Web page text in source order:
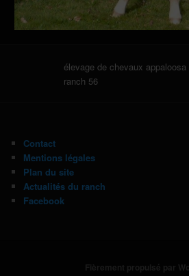
élevage de chevaux appaloosa
ranch 56
Contact
Mentions légales
Plan du site
Actualités du ranch
Facebook
Fièrement propulsé par